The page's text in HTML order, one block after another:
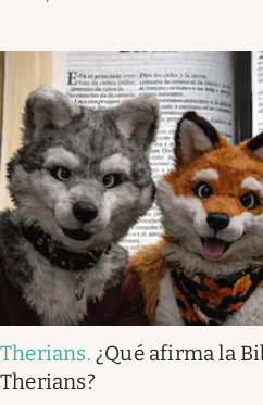
Therians. ¿Qué afirma la
Therians?